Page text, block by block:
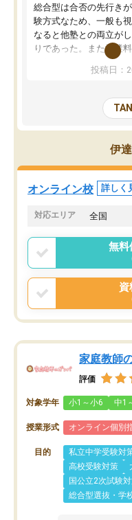
総合型は合否の先行き
験方式なため、一般も
なると他塾との両立が
りであった。また授業
総合型の多くの塾は大
大学生の目だけでなく
も目を通して頂ける。
意見を聞くことができ
を推敲することが可能
どの人も優しく、親身
るのでやる気も出て、
す！！
投稿日：
伊
オンライン校 詳しく
対応エリア 全国
無料
資
家庭教師
評価
対象学年 小1～小6 中1
授業形式 オンライン個別
目的 私立中学受験対
高校受験対策
国公立2次試験
総合型選抜・学